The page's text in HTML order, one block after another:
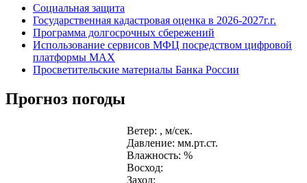
Социальная защита
Государственная кадастровая оценка в 2026-2027г.г.
Программа долгосрочных сбережений
Использование сервисов МФЦ посредством цифровой
платформы MAX
Просветительские материалы Банка России
Прогноз погоды
Ветер: , м/сек.
Давление: мм.рт.ст.
Влажность: %
Восход:
Заход: